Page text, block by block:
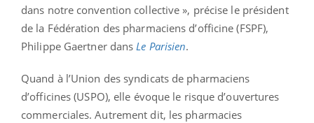
dans notre convention collective », précise le président
de la Fédération des pharmaciens d’officine (FSPF),
Philippe Gaertner dansLe Parisien.
Quand à l’Union des syndicats de pharmaciens
d’officines (USPO), elle évoque le risque d’ouvertures
commerciales. Autrement dit, les pharmacies